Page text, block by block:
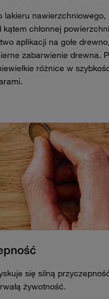
nawierzchniowego,
chłonnej
aplikacji na gołe drewno,
zabarwienie drewna.
różnice w
się silną
żywotność.